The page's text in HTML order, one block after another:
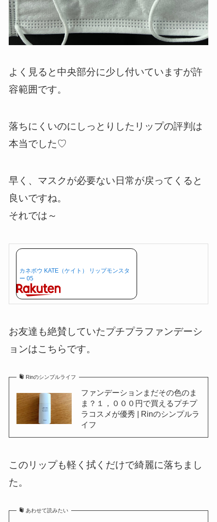
よく見ると中央部分に少し付いていますが許
容範囲です。
落ちにくいのにしっとりしたリップの評判は
本当でした♡
早く、マスクが必要ない日常が戻ってくると
良いですね。
それでは～
カネボウ KATE（ケイト） リップモンスタ
ー 05
お友達も絶賛していたプチプラファンデーシ
ョンはこちらです。
Rinのシンプルライフ
ファンデーションまだその色のま
ま？１，０００円で買えるプチプ
ラコスメが優秀 | Rinのシンプルラ
イフ
このリップも軽く拭くだけで綺麗に落ちまし
た。
あわせて読みたい